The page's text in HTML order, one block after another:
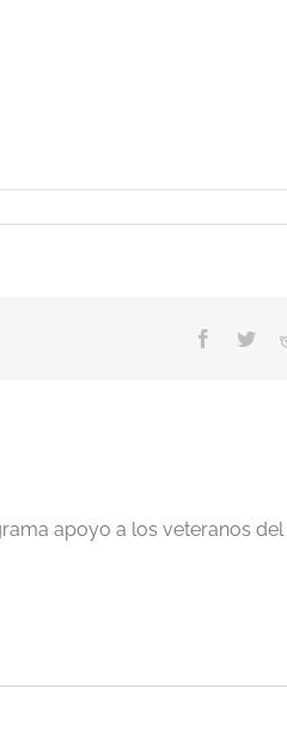
Facebook
apoyo a los veteranos del